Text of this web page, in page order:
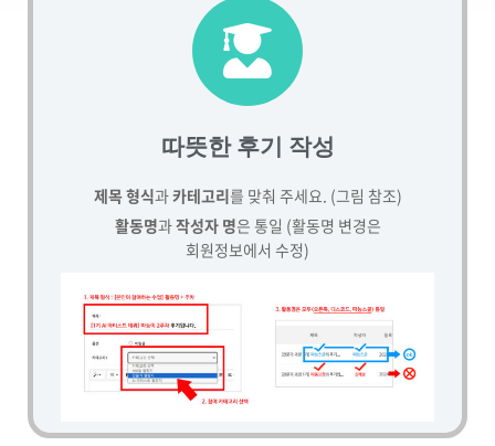
따뜻한 후기 작성
제목 형식과카테고리를 맞춰 주세요. (그림 참조)
활동명과작성자 명은 통일 (활동명 변경은
회원정보에서 수정)